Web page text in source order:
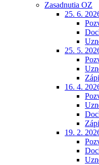
Zasadnutia OZ
25. 6.
25. 5.
16. 4.
19. 2.